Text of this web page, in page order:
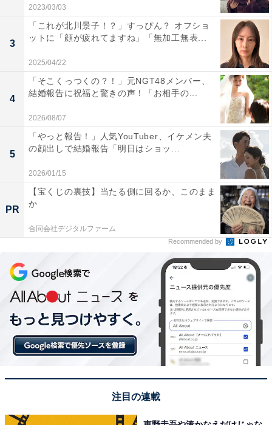
2023/03/03
3
「これが北川景子！？」すっぴん？ オフショ
ットに「顔が疲れてますね」「無加工無表...
2025/04/22
4
「そこくっつくの？！」元NGT48メンバー、
結婚報告に祝福と驚きの声！「お相手の...
2026/08/07
5
「やっと報告！」人気YouTuber、イケメン夫
の顔出しで結婚報告「明日はショッ...
2026/01/15
PR
【宝くじの裏技】当たる側に回るか、このまま
か
合同会社デジタルファーム
Recommended by
注目の連載